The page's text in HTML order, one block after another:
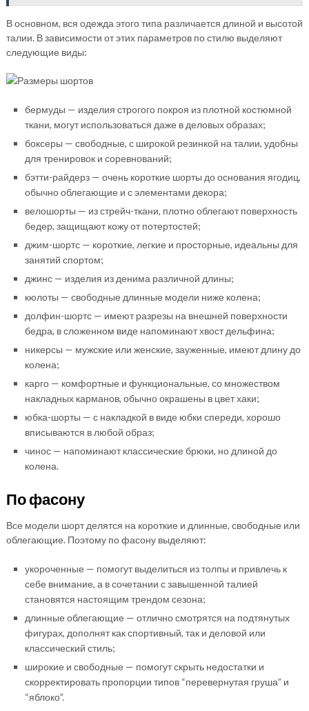
В основном, вся одежда этого типа различается длиной и высотой
талии. В зависимости от этих параметров по стилю выделяют
следующие виды:
бермуды — изделия строгого покроя из плотной костюмной
ткани, могут использоваться даже в деловых образах;
боксеры — свободные, с широкой резинкой на талии, удобны
для тренировок и соревнований;
бэтти-райдерз — очень короткие шорты до основания ягодиц,
обычно облегающие и с элементами декора;
велошорты — из стрейч-ткани, плотно облегают поверхность
бедер, защищают кожу от потертостей;
джим-шортс — короткие, легкие и просторные, идеальны для
занятий спортом;
джинс — изделия из денима различной длины;
кюлоты — свободные длинные модели ниже колена;
долфин-шортс — имеют разрезы на внешней поверхности
бедра, в сложенном виде напоминают хвост дельфина;
никерсы — мужские или женские, зауженные, имеют длину до
колена;
карго — комфортные и функциональные, со множеством
накладных карманов, обычно окрашены в цвет хаки;
юбка-шорты — с накладкой в виде юбки спереди, хорошо
вписываются в любой образ;
чинос — напоминают классические брюки, но длиной до
колена.
По фасону
Все модели шорт делятся на короткие и длинные, свободные или
облегающие. Поэтому по фасону выделяют:
укороченные — помогут выделиться из толпы и привлечь к
себе внимание, а в сочетании с завышенной талией
становятся настоящим трендом сезона;
длинные облегающие — отлично смотрятся на подтянутых
фигурах, дополнят как спортивный, так и деловой или
классический стиль;
широкие и свободные — помогут скрыть недостатки и
скорректировать пропорции типов “перевернутая груша” и
“яблоко”.